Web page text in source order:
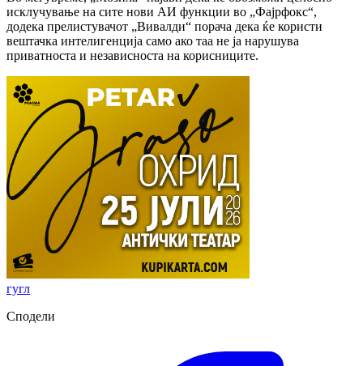
исклучување на сите нови АИ функции во „Фајрфокс“,
додека прелистувачот „Вивалди“ порача дека ќе користи
вештачка интелигенција само ако таа не ја нарушува
приватноста и независноста на корисниците.
гугл
Сподели